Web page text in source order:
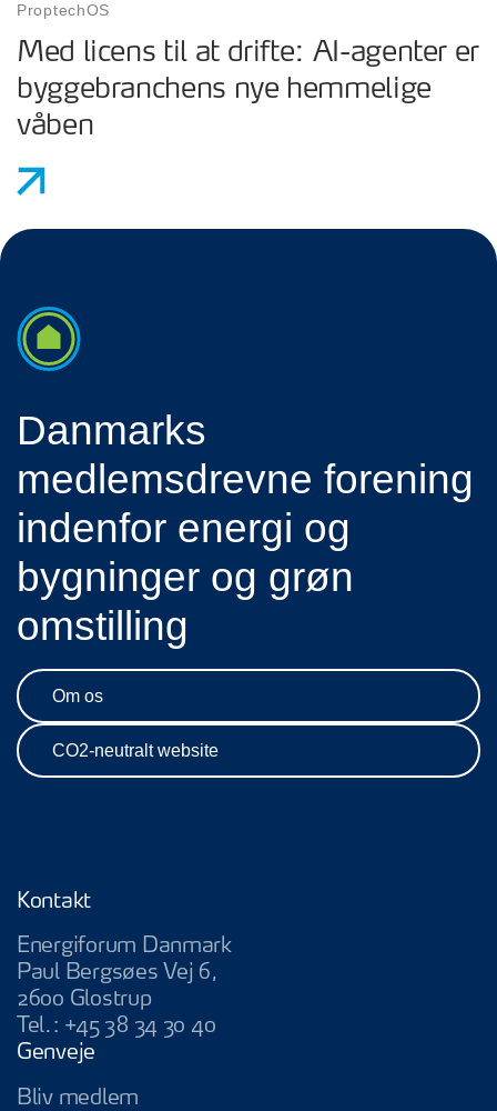
ProptechOS
Med licens til at drifte: AI-agenter er
byggebranchens nye hemmelige
våben
Danmarks
medlemsdrevne forening
indenfor energi og
bygninger og grøn
omstilling
Om os
CO2-neutralt website
Kontakt
Energiforum Danmark
Paul Bergsøes Vej 6,
2600 Glostrup
Tel.: +45 38 34 30 40
Genveje
Bliv medlem